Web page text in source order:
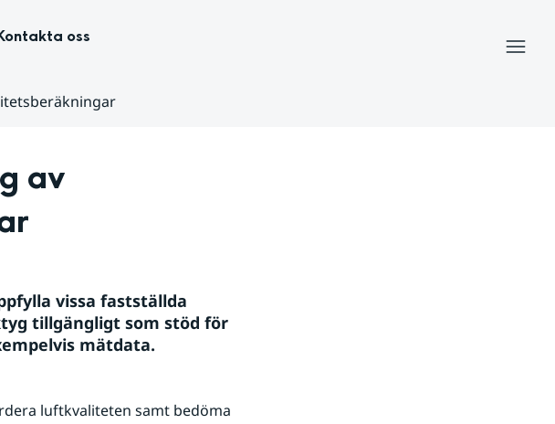
oss
av
vissa fastställda
tillgängligt som stöd för
mätdata.
luftkvaliteten samt bedöma